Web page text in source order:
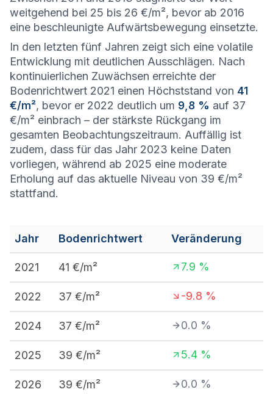
weitgehend bei 25 bis 26 €/m², bevor ab 2016
eine beschleunigte Aufwärtsbewegung einsetzte.
In den letzten fünf Jahren zeigt sich eine volatile
Entwicklung mit deutlichen Ausschlägen. Nach
kontinuierlichen Zuwächsen erreichte der
Bodenrichtwert 2021 einen Höchststand von 41
€/m², bevor er 2022 deutlich um 9,8 % auf 37
€/m² einbrach – der stärkste Rückgang im
gesamten Beobachtungszeitraum. Auffällig ist
zudem, dass für das Jahr 2023 keine Daten
vorliegen, während ab 2025 eine moderate
Erholung auf das aktuelle Niveau von 39 €/m²
stattfand.
Jahr Bodenrichtwert Veränderung
2021 41 €/m² 7.9 %
2022 37 €/m² -9.8 %
2024 37 €/m² 0.0 %
2025 39 €/m² 5.4 %
2026 39 €/m² 0.0 %